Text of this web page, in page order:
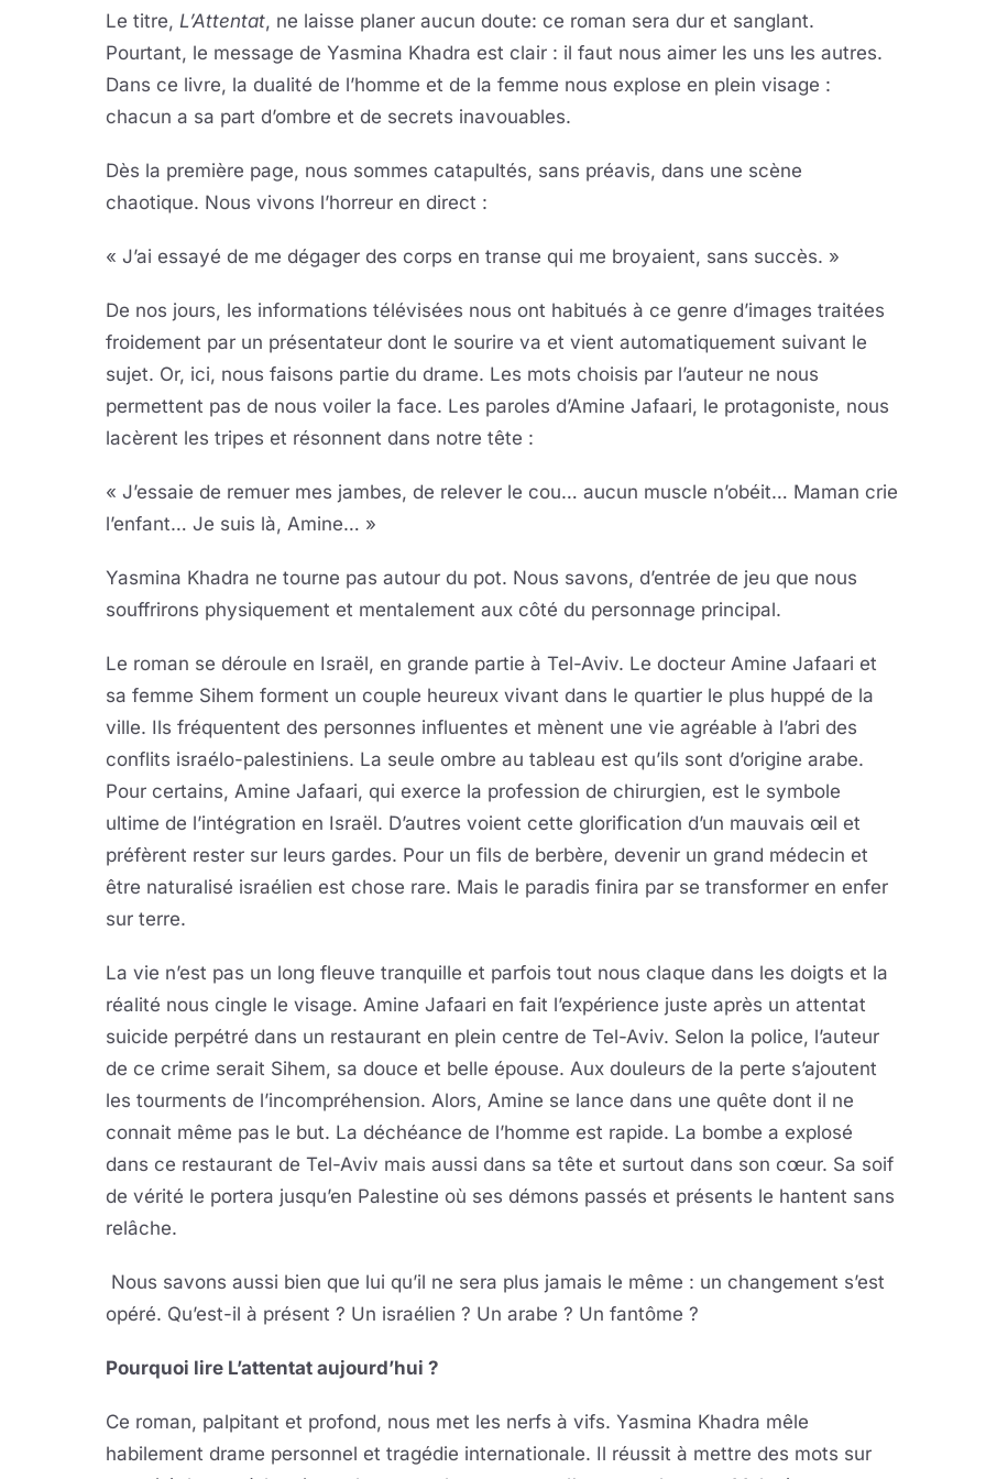
Le titre, L’Attentat, ne laisse planer aucun doute: ce roman sera dur et sanglant.
Pourtant, le message de Yasmina Khadra est clair : il faut nous aimer les uns les autres.
Dans ce livre, la dualité de l’homme et de la femme nous explose en plein visage :
chacun a sa part d’ombre et de secrets inavouables.
Dès la première page, nous sommes catapultés, sans préavis, dans une scène
chaotique. Nous vivons l’horreur en direct :
« J’ai essayé de me dégager des corps en transe qui me broyaient, sans succès. »
De nos jours, les informations télévisées nous ont habitués à ce genre d’images traitées
froidement par un présentateur dont le sourire va et vient automatiquement suivant le
sujet. Or, ici, nous faisons partie du drame. Les mots choisis par l’auteur ne nous
permettent pas de nous voiler la face. Les paroles d’Amine Jafaari, le protagoniste, nous
lacèrent les tripes et résonnent dans notre tête :
« J’essaie de remuer mes jambes, de relever le cou… aucun muscle n’obéit… Maman crie
l’enfant… Je suis là, Amine… »
Yasmina Khadra ne tourne pas autour du pot. Nous savons, d’entrée de jeu que nous
souffrirons physiquement et mentalement aux côté du personnage principal.
Le roman se déroule en Israël, en grande partie à Tel-Aviv. Le docteur Amine Jafaari et
sa femme Sihem forment un couple heureux vivant dans le quartier le plus huppé de la
ville. Ils fréquentent des personnes influentes et mènent une vie agréable à l’abri des
conflits israélo-palestiniens. La seule ombre au tableau est qu’ils sont d’origine arabe.
Pour certains, Amine Jafaari, qui exerce la profession de chirurgien, est le symbole
ultime de l’intégration en Israël. D’autres voient cette glorification d’un mauvais œil et
préfèrent rester sur leurs gardes. Pour un fils de berbère, devenir un grand médecin et
être naturalisé israélien est chose rare. Mais le paradis finira par se transformer en enfer
sur terre.
La vie n’est pas un long fleuve tranquille et parfois tout nous claque dans les doigts et la
réalité nous cingle le visage. Amine Jafaari en fait l’expérience juste après un attentat
suicide perpétré dans un restaurant en plein centre de Tel-Aviv. Selon la police, l’auteur
de ce crime serait Sihem, sa douce et belle épouse. Aux douleurs de la perte s’ajoutent
les tourments de l’incompréhension. Alors, Amine se lance dans une quête dont il ne
connait même pas le but. La déchéance de l’homme est rapide. La bombe a explosé
dans ce restaurant de Tel-Aviv mais aussi dans sa tête et surtout dans son cœur. Sa soif
de vérité le portera jusqu’en Palestine où ses démons passés et présents le hantent sans
relâche.
Nous savons aussi bien que lui qu’il ne sera plus jamais le même : un changement s’est
opéré. Qu’est-il à présent ? Un israélien ? Un arabe ? Un fantôme ?
Pourquoi lire L’attentat aujourd’hui ?
Ce roman, palpitant et profond, nous met les nerfs à vifs. Yasmina Khadra mêle
habilement drame personnel et tragédie internationale. Il réussit à mettre des mots sur